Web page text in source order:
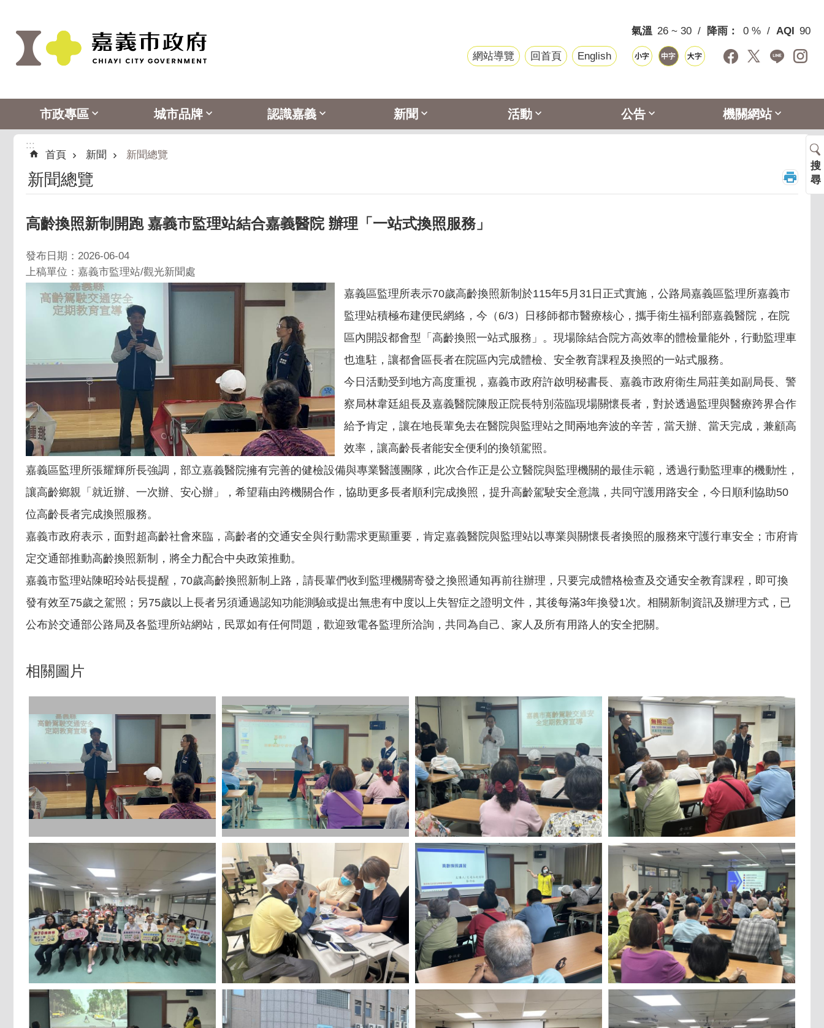
氣溫 26 ~ 30 降雨： 0 % AQI 90
網站導覽 回首頁 English
市政專區 城市品牌 認識嘉義 新聞 活動 公告 機關網站
搜
尋
:::
首頁
新聞 新聞總覽
新聞總覽 _
高齡換照新制開跑 嘉義市監理站結合嘉義醫院 辦理「一站式換照服務」
發布日期：2026-06-04
上稿單位：嘉義市監理站/觀光新聞處
嘉義區監理所表示70歲高齡換照新制於115年5月31日正式實施，公路局嘉義區監理所嘉義市
監理站積極布建便民網絡，今（6/3）日移師都市醫療核心，攜手衛生福利部嘉義醫院，在院
區內開設都會型「高齡換照一站式服務」。現場除結合院方高效率的體檢量能外，行動監理車
也進駐，讓都會區長者在院區內完成體檢、安全教育課程及換照的一站式服務。
今日活動受到地方高度重視，嘉義市政府許啟明秘書長、嘉義市政府衛生局莊美如副局長、警
察局林韋廷組長及嘉義醫院陳殷正院長特別蒞臨現場關懷長者，對於透過監理與醫療跨界合作
給予肯定，讓在地長輩免去在醫院與監理站之間兩地奔波的辛苦，當天辦、當天完成，兼顧高
效率，讓高齡長者能安全便利的換領駕照。
嘉義區監理所張耀輝所長強調，部立嘉義醫院擁有完善的健檢設備與專業醫護團隊，此次合作正是公立醫院與監理機關的最佳示範，透過行動監理車的機動性，
讓高齡鄉親「就近辦、一次辦、安心辦」，希望藉由跨機關合作，協助更多長者順利完成換照，提升高齡駕駛安全意識，共同守護用路安全，今日順利協助50
位高齡長者完成換照服務。
嘉義市政府表示，面對超高齡社會來臨，高齡者的交通安全與行動需求更顯重要，肯定嘉義醫院與監理站以專業與關懷長者換照的服務來守護行車安全；市府肯
定交通部推動高齡換照新制，將全力配合中央政策推動。
嘉義市監理站陳昭玲站長提醒，70歲高齡換照新制上路，請長輩們收到監理機關寄發之換照通知再前往辦理，只要完成體格檢查及交通安全教育課程，即可換
發有效至75歲之駕照；另75歲以上長者另須通過認知功能測驗或提出無患有中度以上失智症之證明文件，其後每滿3年換發1次。相關新制資訊及辦理方式，已
公布於交通部公路局及各監理所站網站，民眾如有任何問題，歡迎致電各監理所洽詢，共同為自己、家人及所有用路人的安全把關。
相關圖片